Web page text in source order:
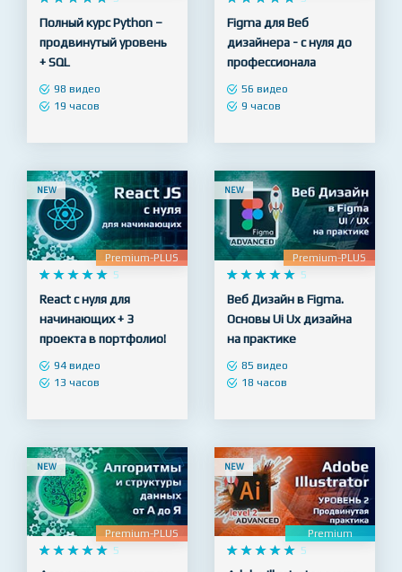
Premium-PLUS
    
     5
продвинутый уровень
+ SQL
    
     5
Figma для Веб
дизайнера - с нуля до
профессионала
NEW
Premium-PLUS
    
     5
React с нуля для
начинающих + 3
проекта в портфолио!
NEW
Premium-PLUS
    
     5
Веб Дизайн в Figma.
Основы Ui Ux дизайна
на практике
NEW NEW